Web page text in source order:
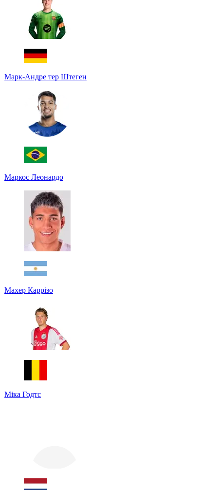
Марк-Андре тер Штеген
Маркос Леонардо
Махер Каррізо
Міка Годтс